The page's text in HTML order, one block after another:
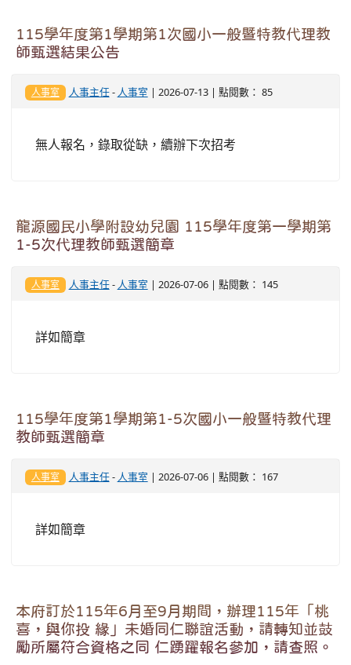
115學年度第1學期第1次國小一般暨特教代理教
師甄選結果公告
人事室 人事主任- 人事室 | 2026-07-13 | 點閱數： 85
無人報名，錄取從缺，續辦下次招考
龍源國民小學附設幼兒園 115學年度第一學期第
1-5次代理教師甄選簡章
人事室 人事主任- 人事室 | 2026-07-06 | 點閱數： 145
詳如簡章
115學年度第1學期第1-5次國小一般暨特教代理
教師甄選簡章
人事室 人事主任- 人事室 | 2026-07-06 | 點閱數： 167
詳如簡章
本府訂於115年6月至9月期間，辦理115年「桃
喜，與你投 緣」未婚同仁聯誼活動，請轉知並鼓
勵所屬符合資格之同 仁踴躍報名參加，請查照。